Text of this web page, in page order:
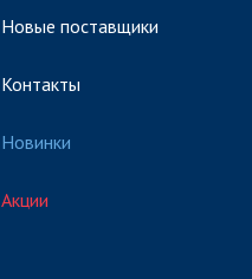
Новые поставщики
Контакты
Новинки
Акции